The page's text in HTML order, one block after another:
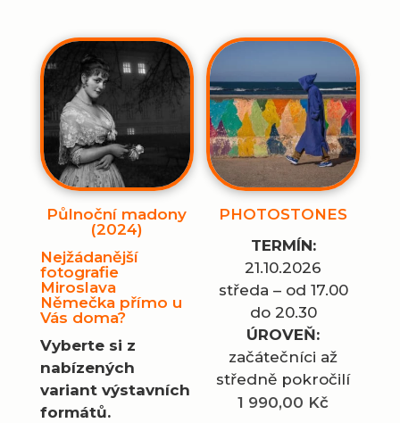
990,00 Kč
až
990,00 Kč
8
990,00
až
29
990,00
Půlnoční madony
(2024)
Nejžádanější
fotografie
Miroslava
Němečka přímo u
Vás doma?
Vyberte si z
nabízených
variant výstavních
formátů.
PHOTOSTONES
TERMÍN:
21.10.2026
středa – od 17.00
do 20.30
ÚROVEŇ:
začátečníci až
středně pokročilí
1 990,00 Kč